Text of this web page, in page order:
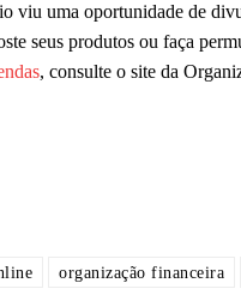
uma oportunidade de
seus produtos ou faça
, consulte o site da
organização financeira